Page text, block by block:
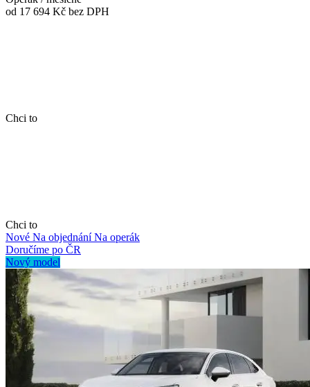
od 17 694 Kč bez DPH
Chci to
Chci to
Nové Na objednáníNa operák
Doručíme po ČR
Nový model